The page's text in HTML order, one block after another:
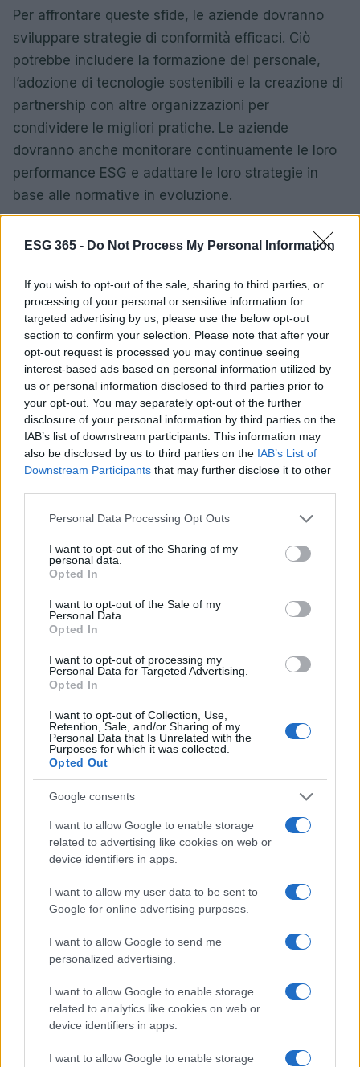
ESG 365 - Do Not Process My Personal Information
If you wish to opt-out of the sale, sharing to third parties, or
processing of your personal or sensitive information for
targeted advertising by us, please use the below opt-out
section to confirm your selection. Please note that after your
opt-out request is processed you may continue seeing
interest-based ads based on personal information utilized by
us or personal information disclosed to third parties prior to
your opt-out. You may separately opt-out of the further
disclosure of your personal information by third parties on the
IAB’s list of downstream participants. This information may
also be disclosed by us to third parties on the IAB’s List of
Downstream Participants that may further disclose it to other
Please note that this website/app uses one or more Google
not limited to your visit or usage behaviour. You may click to
grant or deny consent to Google and its third-party tags to
use your data for below specified purposes in below Google
consent section.
Personal Data Processing Opt Outs
I want to opt-out of the Sharing of my
personal data.
Opted In
I want to opt-out of the Sale of my
Personal Data.
Opted In
I want to opt-out of processing my
Personal Data for Targeted Advertising.
Opted In
I want to opt-out of Collection, Use,
Retention, Sale, and/or Sharing of my
Personal Data that Is Unrelated with the
Purposes for which it was collected.
Opted Out
Google consents
I want to allow Google to enable storage
related to advertising like cookies on web or
device identifiers in apps.
I want to allow my user data to be sent to
Google for online advertising purposes.
I want to allow Google to send me
personalized advertising.
I want to allow Google to enable storage
related to analytics like cookies on web or
device identifiers in apps.
I want to allow Google to enable storage
Per affrontare queste sfide, le aziende dovranno
sviluppare strategie di conformità efficaci. Ciò
potrebbe includere la formazione del personale,
l’adozione di tecnologie sostenibili e la creazione di
partnership con altre organizzazioni per
condividere le migliori pratiche. Le aziende
dovranno anche monitorare continuamente le loro
performance ESG e adattare le loro strategie in
base alle normative in evoluzione.
rappresentano un passo significativo verso un
futuro più sostenibile. Sebbene ci siano delle sfide
da affrontare, le opportunità per le aziende e gli
investitori sono enormi. Abbracciare queste
normative non solo può migliorare la reputazione
aziendale, ma anche contribuire a un mondo più
sostenibile per le generazioni future.
AUTORE
AiAdhubMedia
Continua a leggere